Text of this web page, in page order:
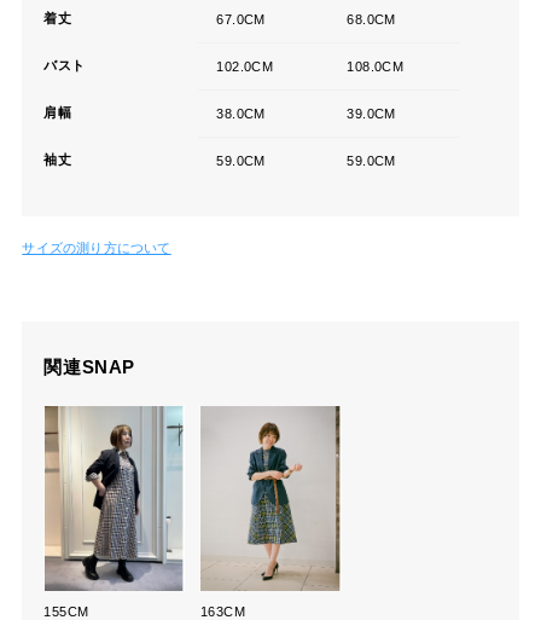
着丈 67.0CM 68.0CM
バスト 102.0CM 108.0CM
肩幅 38.0CM 39.0CM
袖丈 59.0CM 59.0CM
サイズの測り方について
関連SNAP
155CM 163CM